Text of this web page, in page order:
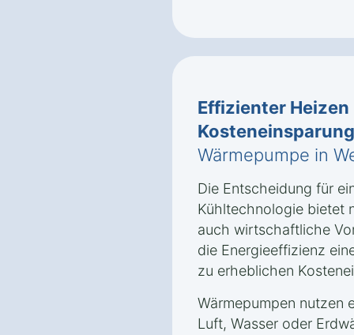
Effizienter Heizen
Wärmepumpe in
Die Entscheidung für
Kühltechnologie bietet
auch wirtschaftliche
die Energieeffizienz
zu erheblichen
Wärmepumpen nutzen
Luft, Wasser oder